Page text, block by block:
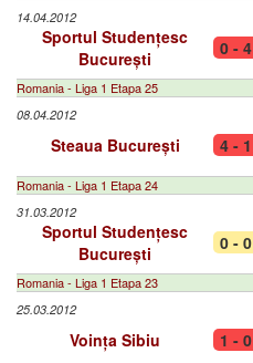
14.04.2012
Sportul Studențesc
București
0 - 4
Romania - Liga 1 Etapa 25
08.04.2012
Steaua București 4 - 1
Romania - Liga 1 Etapa 24
31.03.2012
Sportul Studențesc
București
0 - 0
Romania - Liga 1 Etapa 23
25.03.2012
Voința Sibiu 1 - 0